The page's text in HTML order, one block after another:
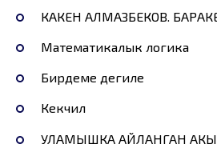
КАКЕН АЛМАЗБЕКОВ.
Математикалык логика
Бирдеме дегиле
Кекчил
УЛАМЫШКА АЙЛАНГАН